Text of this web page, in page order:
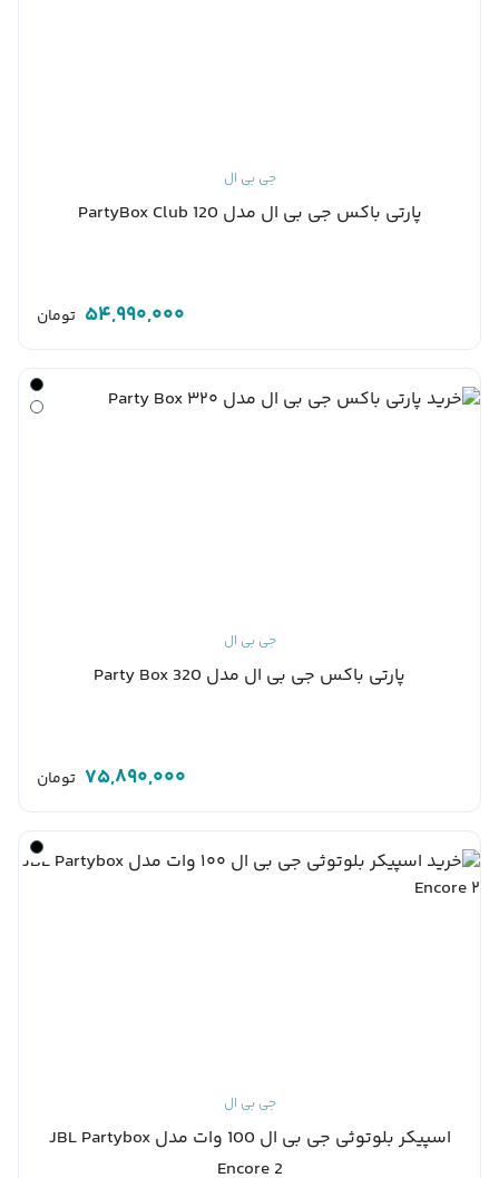
جی بی ال
پارتی باکس جی بی ال مدل PartyBox Club 120
54,990,000 تومان
جی بی ال
پارتی باکس جی بی ال مدل Party Box 320
75,890,000 تومان
جی بی ال
اسپیکر بلوتوثی جی بی ال 100 وات مدل JBL Partybox
Encore 2